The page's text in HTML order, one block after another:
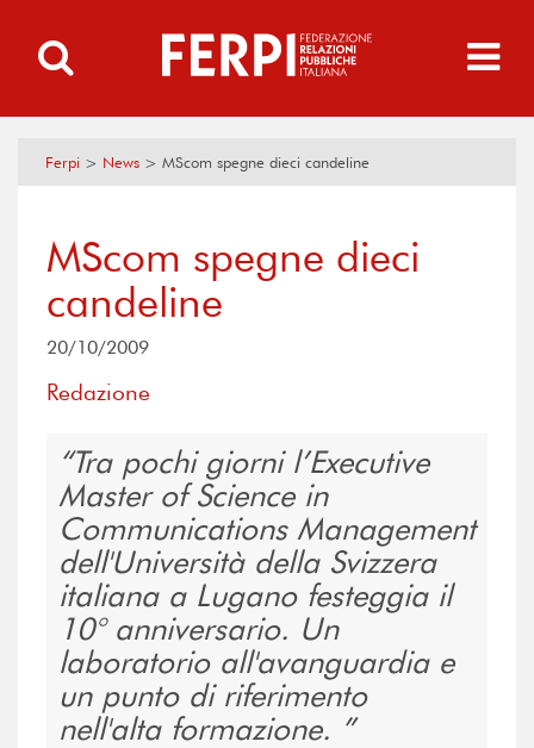
Ferpi > News > MScom spegne dieci candeline
MScom spegne dieci
candeline
20/10/2009
Redazione
Tra pochi giorni l’Executive
Master of Science in
Communications Management
dell'Università della Svizzera
italiana a Lugano festeggia il
10° anniversario. Un
laboratorio all'avanguardia e
un punto di riferimento
nell'alta formazione.